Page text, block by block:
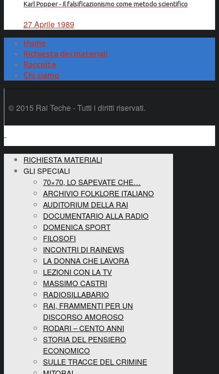
Karl Popper - Il falsificazionismo come metodo scientifico
27 Aprile 1989
Home
Richiesta dei materiali
Raccolte
Chi siamo
© 2015 Rai Teche - Tutti i diritti riservati.
RICHIESTA MATERIALI
GLI SPECIALI
70×70, LO SAPEVATE CHE…
ARCHIVIO FOLKLORE ITALIANO
AUDITORIUM DELLA RAI
DOCUMENTARIO ALLA RADIO
DOMENICA SPORT
FILOSOFI
INCONTRI DI RAINEWS
LA DONNA CHE LAVORA
LEZIONI CON LA TV
MASSIMO CASTRI
RADIOSILLABARIO
RAI, FRAMMENTI PER UN
DISCORSO AMOROSO
RODARI – CENTO ANNI
STORIA DEL PENSIERO
ECONOMICO
SULLE TRACCE DEL CRIMINE